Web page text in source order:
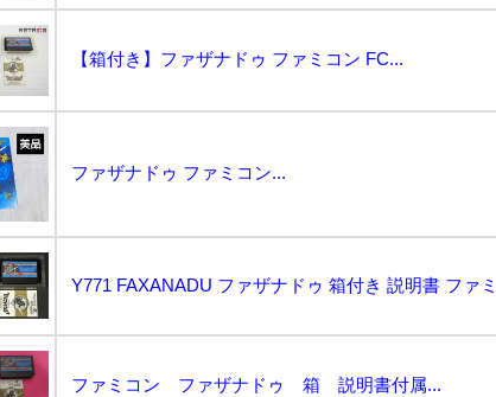
【箱付き】ファザナドゥ ファミコン FC...
ファザナドゥ ファミコン...
ファミコン ファザナドゥ 箱 説明書付属...